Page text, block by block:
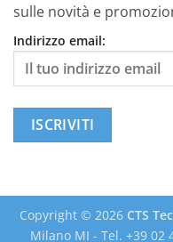
sulle novità e
Indirizzo email:
Copyright © 2026 CTS
Milano MI - Tel. +39 02